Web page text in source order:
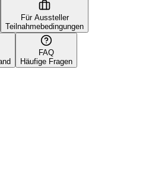
Für Aussteller
Teilnahmebedingungen
FAQ
Häufige Fragen